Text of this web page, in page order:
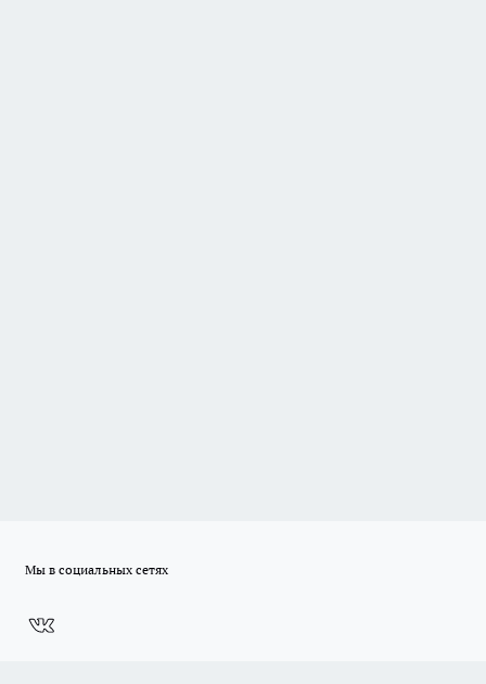
Мы в социальных сетях